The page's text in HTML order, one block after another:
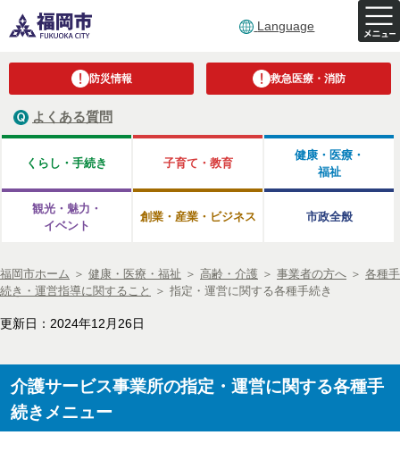
Language
防災情報 救急医療・消防
よくある質問
くらし・手続き 子育て・教育
健康・医療・
福祉
観光・魅力・
イベント
創業・産業・ビジネス 市政全般
福岡市ホーム ＞ 健康・医療・福祉 ＞ 高齢・介護 ＞ 事業者の方へ ＞ 各種手
続き・運営指導に関すること
＞ 指定・運営に関する各種手続き
更新日：2024年12月26日
介護サービス事業所の指定・運営に関する各種手
続きメニュー